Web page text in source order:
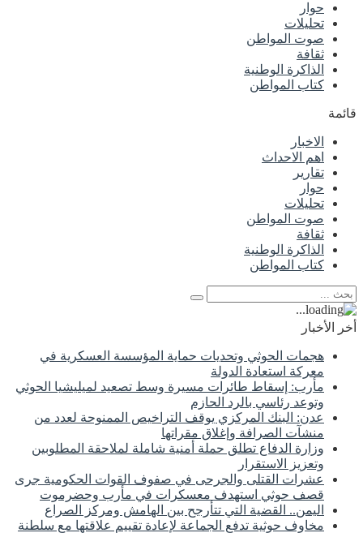
حوار
تحليلات
صوت المواطن
ثقافة
الذاكرة الوطنية
كتاب المواطن
قائمة
الاخبار
اهم الاحداث
تقارير
حوار
تحليلات
صوت المواطن
ثقافة
الذاكرة الوطنية
كتاب المواطن
أخر الأخبار
هجمات الحوثي وتحديات حماية المؤسسة العسكرية في
معركة استعادة الدولة
مأرب: إسقاط طائرات مسيرة وسط تصعيد لميليشيا الحوثي
وتوعد رئاسي بالرد الحازم
عدن: البنك المركزي يوقف التراخيص الممنوحة لعدد من
منشآت الصرافة وإغلاق مقراتها
وزارة الدفاع تطلق حملة أمنية شاملة لملاحقة المطلوبين
وتعزيز الاستقرار
عشرات القتلى والجرحى في صفوف القوات الحكومية جرى
قصف حوثي استهدف معسكرات في مأرب وحضرموت
اليمن.. القضية التي تتأرجح بين الهامش ومركز الصراع
مخاوف حوثية تدفع الجماعة لإعادة تقييم علاقتها مع سلطنة